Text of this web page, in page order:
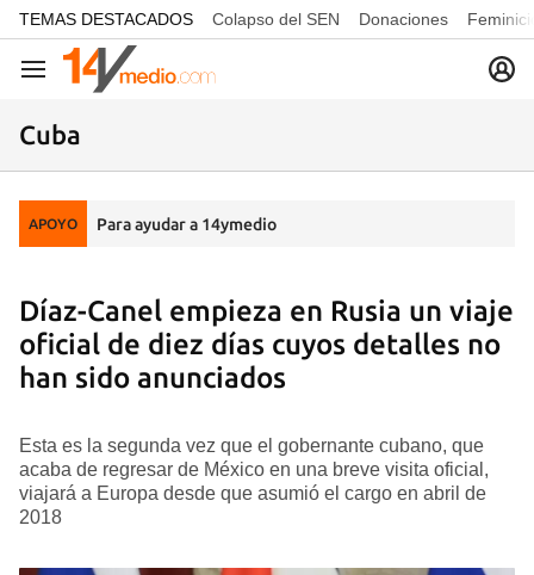
common.go-to-content
TEMAS DESTACADOS Colapso del SEN Donaciones
Navegación
Cuba
APOYO Para ayudar a 14ymedio
Díaz-Canel empieza en Rusia un viaje
oficial de diez días cuyos detalles no
han sido anunciados
Esta es la segunda vez que el gobernante cubano, que
acaba de regresar de México en una breve visita oficial,
viajará a Europa desde que asumió el cargo en abril de
2018